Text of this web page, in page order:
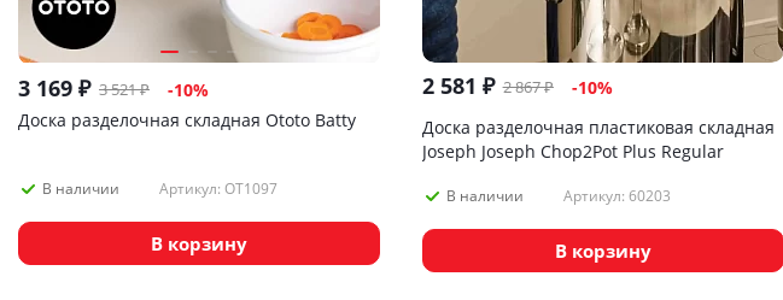
3 169 ₽ 3 521₽ -10%
Доска разделочная складная Ototo Batty
В наличии Артикул: OT1097
В корзину
2 581 ₽ 2 867₽ -10%
Доска разделочная пластиковая складная
Joseph Joseph Chop2Pot Plus Regular
В наличии Артикул: 60203
В корзину